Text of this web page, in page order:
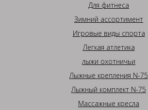
Для фитнеса
Зимний ассортимент
Игровые виды спорта
Легкая атлетика
лыжи охотничьи
Лыжные крепления N-75
Лыжный комплект N-75
Массажные кресла